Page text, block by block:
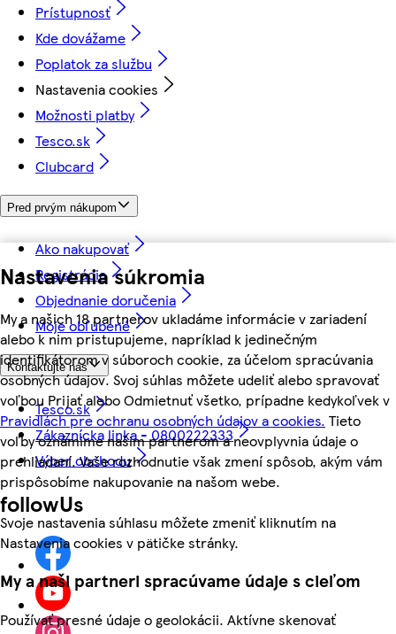
Nastavenia súkromia
My a našich 18 partnerov ukladáme informácie v zariadení
alebo k nim pristupujeme, napríklad k jedinečným
identifikátorom v súboroch cookie, za účelom spracúvania
osobných údajov. Svoj súhlas môžete udeliť alebo spravovať
voľbou Prijať alebo Odmietnuť všetko, prípadne kedykoľvek v
Pravidlách pre ochranu osobných údajov a cookies. Tieto
voľby oznámime našim partnerom a neovplyvnia údaje o
prehliadaní. Vaše rozhodnutie však zmení spôsob, akým vám
prispôsobíme nakupovanie na našom webe.
Svoje nastavenia súhlasu môžete zmeniť kliknutím na
Nastavenia cookies v pätičke stránky.
My a naši partneri spracúvame údaje s cieľom
Používať presné údaje o geolokácii. Aktívne skenovať
Prístupnosť
Kde dovážame
Poplatok za službu
Nastavenia cookies
Možnosti platby
Tesco.sk
Clubcard
Pred prvým nákupom
Ako nakupovať
Registrácia
Objednanie doručenia
Moje obľúbené
Kontaktujte nás
Tesco.sk
Zákaznícka linka - 0800222333
Výber obchodu
followUs